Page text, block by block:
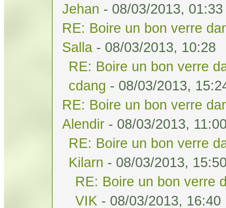
Jehan - 08/03/2013, 01:33
RE: Boire un bon verre
Salla - 08/03/2013, 10:28
RE: Boire un bon verre
cdang - 08/03/2013,
RE: Boire un bon verre
Alendir - 08/03/2013,
RE: Boire un bon verre
Kilarn - 08/03/2013,
RE: Boire un bon verre
VIK - 08/03/2013, 16:40